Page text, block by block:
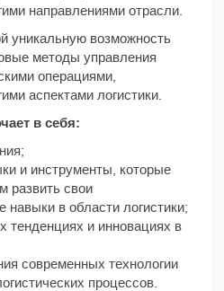
направлениями отрасли.
уникальную возможность
методы управления
операциями,
аспектами логистики.
в себя:
и инструменты, которые
развить свои
навыки в области логистики;
тенденциях и инновациях в
современных технологии
процессов.